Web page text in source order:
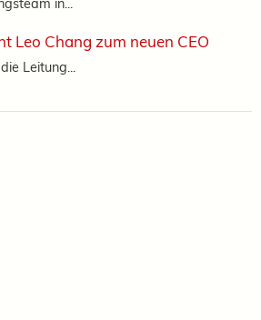
Leo Chang zum neuen CEO
Leitung...